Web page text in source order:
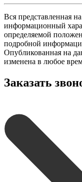
Вся представленная
информационный
определяемой
подробной
Опубликованная на
изменена в любое
Заказать